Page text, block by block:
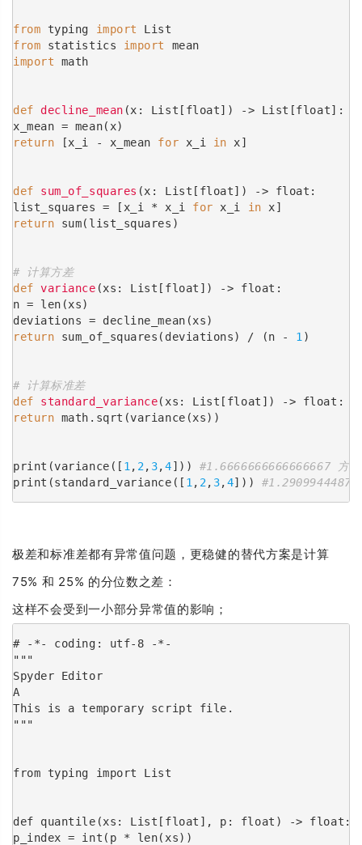
from typing import
List
from statistics import
mean
import math
def decline_mean (x: List[float])
-> List[float]:
x_mean = mean(x)
return [x_i - x_mean for x_i in x]
def sum_of_squares (x: List[float])
-> float:
list_squares = [x_i * x_i for x_i in x]
return sum(list_squares)
# 计算方差
def variance (xs: List[float])
-> float:
n = len(xs)
deviations = decline_mean(xs)
return sum_of_squares(deviations) / (n - 1 )
# 计算标准差
def
standard_variance(xs: List[float])
-> float:
return math.sqrt(variance(xs))
print(variance([ 1 , 2 , 3,4])) #1.6666666666666667 方差
print(standard_variance([ 1 , 2 , 3,4]))
极差和标准差都有异常值问题，更稳健的替代方案是计算
75% 和 25% 的分位数之差：
这样不会受到一小部分异常值的影响；
# -*- coding: utf-8 -*-
"""
Spyder Editor
A
This is a temporary script file.
"""
from typing import List
def quantile(xs: List[float], p: float) -> float:
p_index = int(p * len(xs))